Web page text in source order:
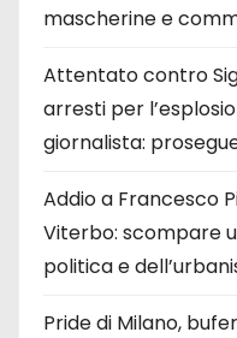
mascherine e
Attentato contro
arresti per
giornalista:
Addio a Francesco
Viterbo: scompare
politica e
Pride di Milano,